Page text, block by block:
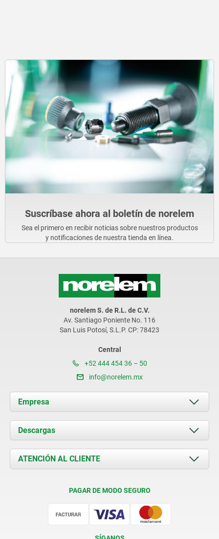
Suscríbase ahora al boletín de norelem
Sea el primero en recibir noticias sobre nuestros productos
y notificaciones de nuestra tienda en línea.
norelem S. de R.L. de C.V.
Av. Santiago Poniente No. 116
San Luis Potosí, S.L.P. CP: 78423
Central
+52 444 454 36 – 50
info@norelem.mx
Empresa
Acerca de nosotros
Novedades
Contacto
Descargas
Documents
ATENCIÓN AL CLIENTE
PAGAR DE MODO SEGURO